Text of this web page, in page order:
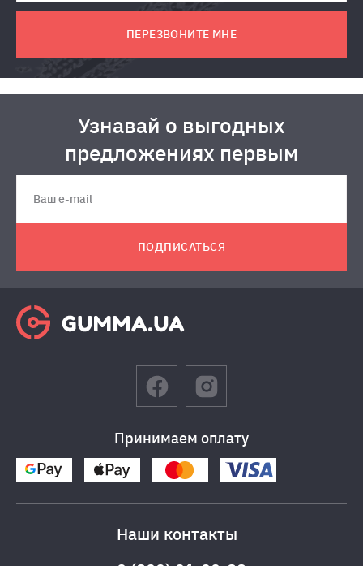
ПЕРЕЗВОНИТЕ МНЕ
Узнавай о выгодных
предложениях первым
ПОДПИСАТЬСЯ
Принимаем оплату
Наши контакты